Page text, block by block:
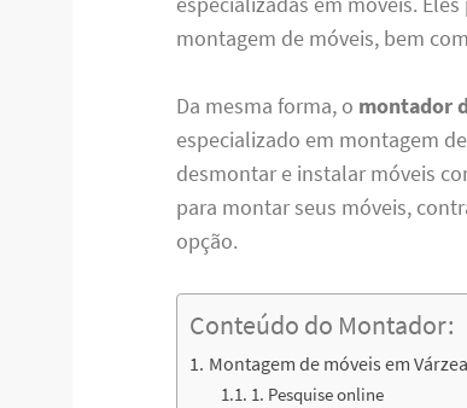
montagem de móveis, bem
Da mesma forma, o montador
especializado em montagem
desmontar e instalar móveis
para montar seus móveis,
opção.
Conteúdo do Montador:
Montagem de móveis em
1. Pesquise online